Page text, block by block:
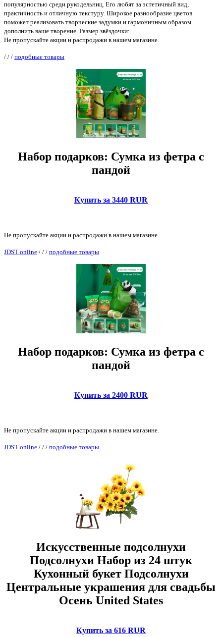
популярностью среди рукодельниц. Его любят за эстетичный вид,
практичность и отличную текстуру. Широкое разнообразие цветов
поможет реализовать творческие задумки и гармоничным образом
дополнить ваше творение. Размер звёздочки:
Не пропускайте акции и распродажи в нашем магазине.
/ / / подобные товары
Набор подарков: Сумка из фетра с
пандой
Купить за 3440 RUR
Не пропускайте акции и распродажи в нашем магазине.
JDST online / / / подобные товары
Набор подарков: Сумка из фетра с
пандой
Купить за 2400 RUR
Не пропускайте акции и распродажи в нашем магазине.
JDST online / / / подобные товары
Искусственные подсолнухи
Подсолнухи Набор из 24 штук
Кухонный букет Подсолнухи
Центральные украшения для свадьбы
Осень United States
Купить за 616 RUR